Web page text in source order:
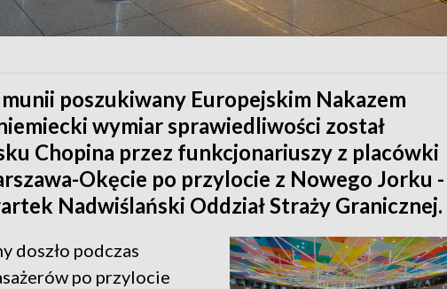
poszukiwany Europejskim Nakazem
wymiar sprawiedliwości został
Chopina przez funkcjonariuszy z placówki
Okęcie po przylocie z Nowego Jorku -
Nadwiślański Oddział Straży Granicznej.
doszło podczas
po przylocie